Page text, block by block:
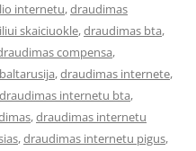
internetu,draudimas
skaiciuokle,draudimas bta,
compensa,
,draudimas internete,
draudimas internetu bta,
,draudimas internetu
,draudimas internetu pigus,